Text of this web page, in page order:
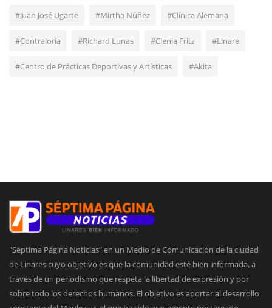
#Juan José Ugarte #Mirtha Núñez #Clínica Alemana
#Contraloría #Richard Lunas #Clenia Fritz #Linare
#Centro de Prácticas Deportivas y Artísticas #Akita
"Séptima Página Noticias" en un Medio de Comunicación de la ciudad
de Linares cuyo objetivo es que la comunidad esté bien informada, a
través de un periodismo que respeta la libertad de expresión y por
sobre todo los derechos humanos. El objetivo es aportar al desarrollo